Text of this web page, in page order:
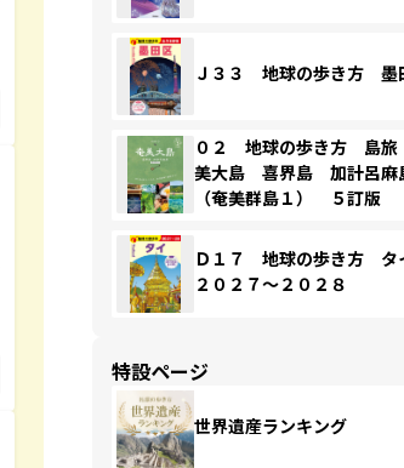
Ｊ３３ 地球の歩き方 墨
０２ 地球の歩き方 島
美大島 喜界島 加計呂麻
（奄美群島１） ５訂版
Ｄ１７ 地球の歩き方
２０２７～２０２８
特設ページ
世界遺産ランキング